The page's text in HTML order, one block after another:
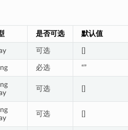
是否可选 默认值
可选
必选 “”
可选
可选